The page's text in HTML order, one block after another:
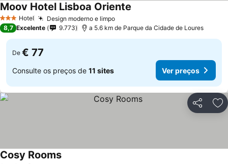
3 EstrelasHotel Design moderno e limpo
Moov Hotel Lisboa Oriente
8,7 Excelente 9.773 a 5.6 km de Parque da Cidade de Loures
De € 77
Consulte os preços de 11 sites Ver preços
Partilhar
Cosy Rooms